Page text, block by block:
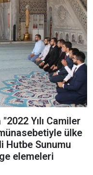
Yılı Camiler
ülke
Hutbe Sunumu
elemeleri